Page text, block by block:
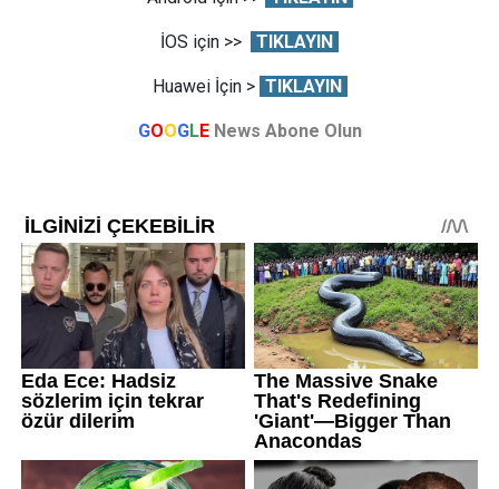
İOS için >> TIKLAYIN
Huawei İçin > TIKLAYIN
GOOGLE News Abone Olun